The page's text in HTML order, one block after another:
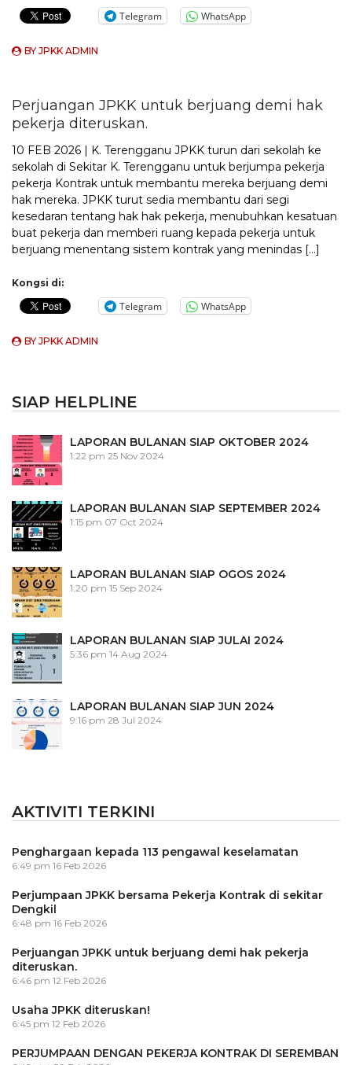
Telegram WhatsApp
BYJPKK ADMIN
Perjuangan JPKK untuk berjuang demi hak
pekerja diteruskan.
10 FEB 2026 | K. Terengganu JPKK turun dari sekolah ke
sekolah di Sekitar K. Terengganu untuk berjumpa pekerja
pekerja Kontrak untuk membantu mereka berjuang demi
hak mereka. JPKK turut sedia membantu dari segi
kesedaran tentang hak hak pekerja, menubuhkan kesatuan
buat pekerja dan memberi ruang kepada pekerja untuk
berjuang menentang sistem kontrak yang menindas […]
Kongsi di:
Telegram WhatsApp
BYJPKK ADMIN
SIAP HELPLINE
LAPORAN BULANAN SIAP OKTOBER 2024
1:22 pm 25 Nov 2024
LAPORAN BULANAN SIAP SEPTEMBER 2024
1:15 pm 07 Oct 2024
LAPORAN BULANAN SIAP OGOS 2024
1:20 pm 15 Sep 2024
LAPORAN BULANAN SIAP JULAI 2024
5:36 pm 14 Aug 2024
LAPORAN BULANAN SIAP JUN 2024
9:16 pm 28 Jul 2024
AKTIVITI TERKINI
Penghargaan kepada 113 pengawal keselamatan
6:49 pm 16 Feb 2026
Perjumpaan JPKK bersama Pekerja Kontrak di sekitar
Dengkil
6:48 pm 16 Feb 2026
Perjuangan JPKK untuk berjuang demi hak pekerja
diteruskan.
6:46 pm 12 Feb 2026
Usaha JPKK diteruskan!
6:45 pm 12 Feb 2026
PERJUMPAAN DENGAN PEKERJA KONTRAK DI SEREMBAN